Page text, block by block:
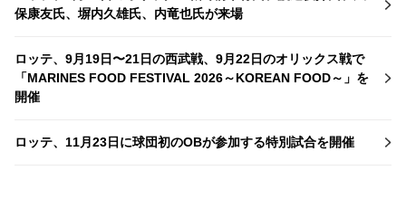
保康友氏、塀内久雄氏、内竜也氏が来場
ロッテ、9月19日〜21日の西武戦、9月22日のオリックス戦で
「MARINES FOOD FESTIVAL 2026～KOREAN FOOD～」を
開催
ロッテ、11月23日に球団初のOBが参加する特別試合を開催